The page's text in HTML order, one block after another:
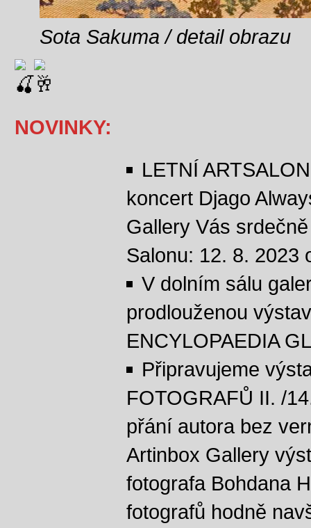
Sota Sakuma / detail obrazu
NOVINKY:
LETNÍ
koncert Djago
Gallery Vás
Salonu: 12. 8. 2023
V dolním sálu
prodlouženou
ENCYLOPAEDIA
Připravujeme
FOTOGRAFŮ II. /
přání autora bez
Artinbox Gallery
fotografa Bohdana
fotografů hodně